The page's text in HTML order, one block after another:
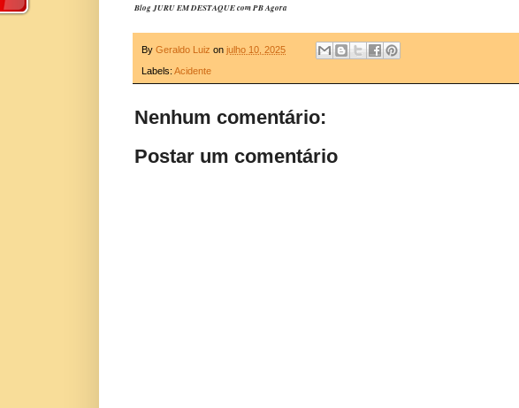
Blog JURU EM DESTAQUE com PB Agora
By Geraldo Luiz on julho 10, 2025
Labels: Acidente
Nenhum comentário:
Postar um comentário